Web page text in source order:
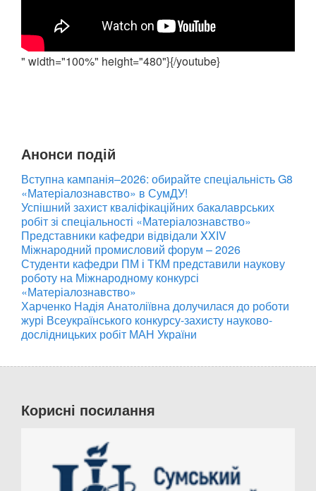
" width="100%" height="480"}{/youtube}
Анонси подій
Вступна кампанія–2026: обирайте спеціальність G8
«Матеріалознавство» в СумДУ!
Успішний захист кваліфікаційних бакалаврських
робіт зі спеціальності «Матеріалознавство»
Представники кафедри відвідали XXIV
Міжнародний промисловий форум – 2026
Студенти кафедри ПМ і ТКМ представили наукову
роботу на Міжнародному конкурсі
«Матеріалознавство»
Харченко Надія Анатоліївна долучилася до роботи
журі Всеукраїнського конкурсу-захисту науково-
дослідницьких робіт МАН України
Корисні посилання